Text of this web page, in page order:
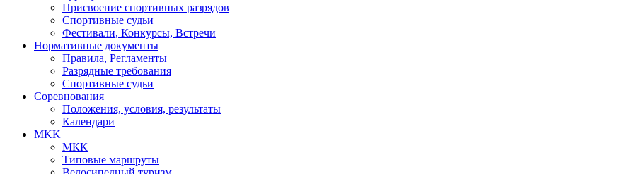
Присвоение спортивных разрядов
Спортивные судьи
Фестивали, Конкурсы, Встречи
Нормативные документы
Правила, Регламенты
Разрядные требования
Спортивные судьи
Соревнования
Положения, условия, результаты
Календари
MKK
МКК
Типовые маршруты